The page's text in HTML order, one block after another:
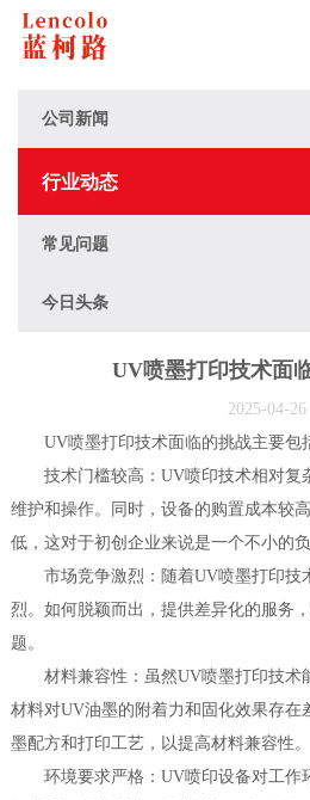
公司新闻
行业动态
常见问题
今日头条
UV喷墨打印技术面
2025-04-26
UV喷墨打印技术面临的挑战主要包
技术门槛较高‌：UV喷印技术相对复
维护和操作。同时，设备的购置成本较
低，这对于初创企业来说是一个不小的负
市场竞争激烈‌：随着UV喷墨打印技
烈。如何脱颖而出，提供差异化的服务
题。
材料兼容性‌：虽然UV喷墨打印技术
材料对UV油墨的附着力和固化效果存在
墨配方和打印工艺，以提高材料兼容性。
环境要求严格‌：UV喷印设备对工作